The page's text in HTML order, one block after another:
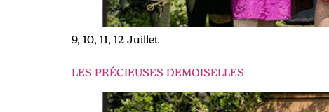
9, 10, 11, 12 Juillet
LES PRÉCIEUSES DEMOISELLES